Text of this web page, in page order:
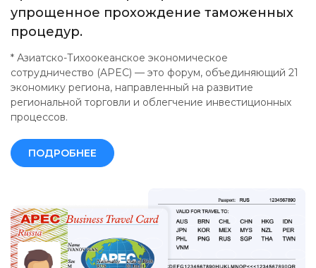
упрощенное прохождение таможенных
процедур.
* Азиатско-Тихоокеанское экономическое
сотрудничество (APEC) — это форум, объединяющий 21
экономику региона, направленный на развитие
региональной торговли и облегчение инвестиционных
процессов.
ПОДРОБНЕЕ